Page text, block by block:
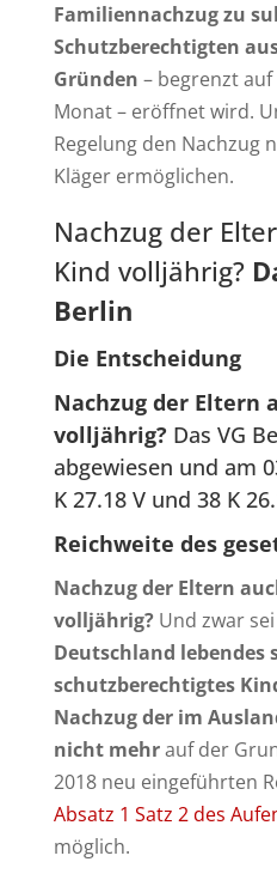
Familiennachzug zu
Schutzberechtigten
Gründen – begrenzt
Monat – eröffnet wird.
Regelung den Nachzug
Kläger ermöglichen.
Nachzug der
Kind volljährig?
Berlin
Die Entscheidung
Nachzug der Eltern
volljährig? Das VG
abgewiesen und am
K 27.18 V und 38 K
Reichweite des
Nachzug der Eltern
volljährig?Und zwar
Deutschland lebendes
schutzberechtigtes
Nachzug der im
nicht mehrauf der
2018 neu eingeführten
Absatz 1 Satz 2 des
möglich.